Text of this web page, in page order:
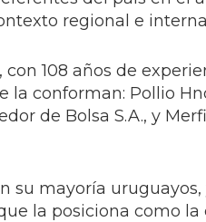
regional e
108 años de
conforman: Pollio
de Bolsa S.A., y
su mayoría
la posiciona como